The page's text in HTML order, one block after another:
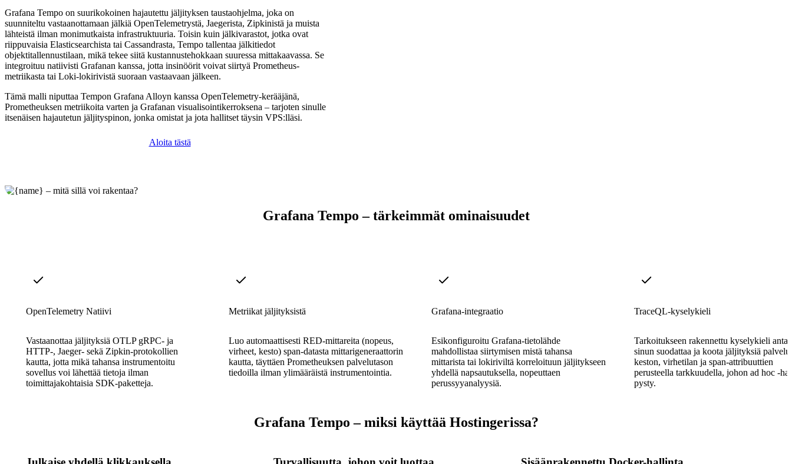
Grafana Tempo on suurikokoinen hajautettu jäljityksen taustaohjelma, joka on
suunniteltu vastaanottamaan jälkiä OpenTelemetrystä, Jaegerista, Zipkinistä ja muista
lähteistä ilman monimutkaista infrastruktuuria. Toisin kuin jälkivarastot, jotka ovat
riippuvaisia Elasticsearchista tai Cassandrasta, Tempo tallentaa jälkitiedot
objektitallennustilaan, mikä tekee siitä kustannustehokkaan suuressa mittakaavassa. Se
integroituu natiivisti Grafanan kanssa, jotta insinöörit voivat siirtyä Prometheus-
metriikasta tai Loki-lokirivistä suoraan vastaavaan jälkeen.
Tämä malli niputtaa Tempon Grafana Alloyn kanssa OpenTelemetry-kerääjänä,
Prometheuksen metriikoita varten ja Grafanan visualisointikerroksena – tarjoten sinulle
itsenäisen hajautetun jäljityspinon, jonka omistat ja jota hallitset täysin VPS:lläsi.
Aloita tästä
Grafana Tempo – tärkeimmät ominaisuudet
OpenTelemetry Natiivi
Vastaanottaa jäljityksiä OTLP gRPC- ja
HTTP-, Jaeger- sekä Zipkin-protokollien
kautta, jotta mikä tahansa instrumentoitu
sovellus voi lähettää tietoja ilman
toimittajakohtaisia SDK-paketteja.
Metriikat jäljityksistä
Luo automaattisesti RED-mittareita (nopeus,
virheet, kesto) span-datasta mittarigeneraattorin
kautta, täyttäen Prometheuksen palvelutason
tiedoilla ilman ylimääräistä instrumentointia.
Grafana-integraatio
Esikonfiguroitu Grafana-tietolähde
mahdollistaa siirtymisen mistä tahansa
mittarista tai lokiriviltä korreloituun jäljitykseen
yhdellä napsautuksella, nopeuttaen
perussyyanalyysiä.
TraceQL-kyselykieli
Tarkoitukseen rakennettu kyselykieli antaa
sinun suodattaa ja koota jäljityksiä
keston, virhetilan ja span-attribuuttien
perusteella tarkkuudella, johon ad hoc -
pysty.
Grafana Tempo – miksi käyttää Hostingerissa?